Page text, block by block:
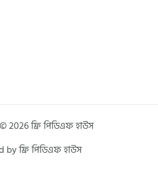
ফ্রি পিডিএফ হাউস
by ফ্রি পিডিএফ হাউস